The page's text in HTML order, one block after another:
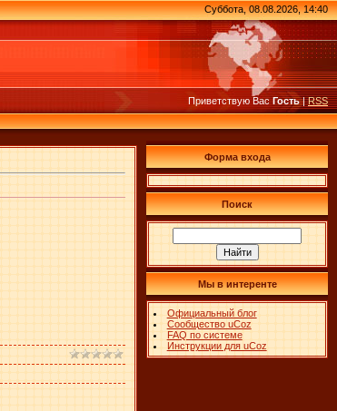
Суббота, 08.08.2026, 14:40
Приветствую Вас Гость|RSS
Форма входа
Поиск
Мы в интеренте
Официальный блог
Сообщество uCoz
FAQ по системе
Инструкции для uCoz